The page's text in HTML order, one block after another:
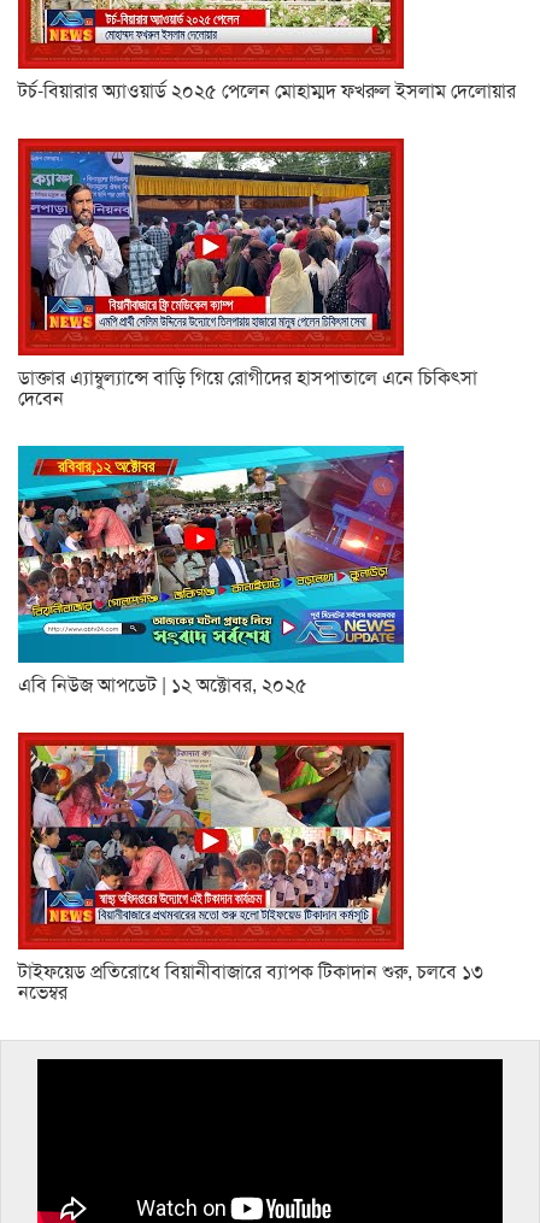
টর্চ-বিয়ারার অ্যাওয়ার্ড ২০২৫ পেলেন মোহাম্মদ ফখরুল ইসলাম দেলোয়ার
ডাক্তার এ্যাম্বুল্যান্সে বাড়ি গিয়ে রোগীদের হাসপাতালে এনে চিকিৎসা
দেবেন
এবি নিউজ আপডেট | ১২ অক্টোবর, ২০২৫
টাইফয়েড প্রতিরোধে বিয়ানীবাজারে ব্যাপক টিকাদান শুরু, চলবে ১৩
নভেম্বর